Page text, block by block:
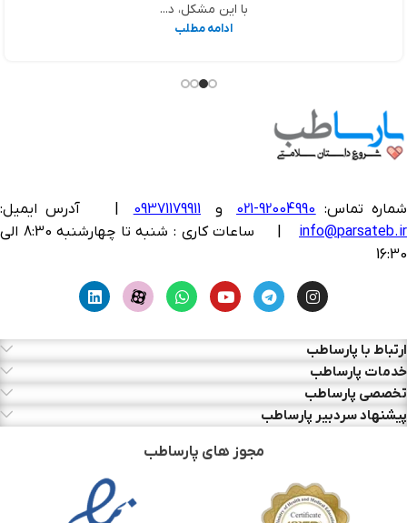
با این مشکل، د...
ادامه مطلب
شماره تماس: 92004990-021 و 09371179911
آدرس ایمیل:
info@parsateb.ir
| ساعات کاری : شنبه تا چهارشنبه 8:30 الی
16:30
ارتباط با پارساطب
خدمات پارساطب
تخصصی پارساطب
پیشنهاد سردبیر پارساطب
مجوز های پارساطب